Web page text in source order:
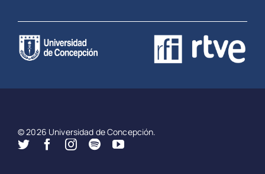
© 2026 Universidad de Concepción.